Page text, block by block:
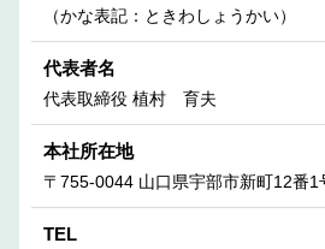
（かな表記：ときわしょうかい）
代表者名
代表取締役 植村 育夫
本社所在地
〒755-0044 山口県宇部市新町12番
TEL